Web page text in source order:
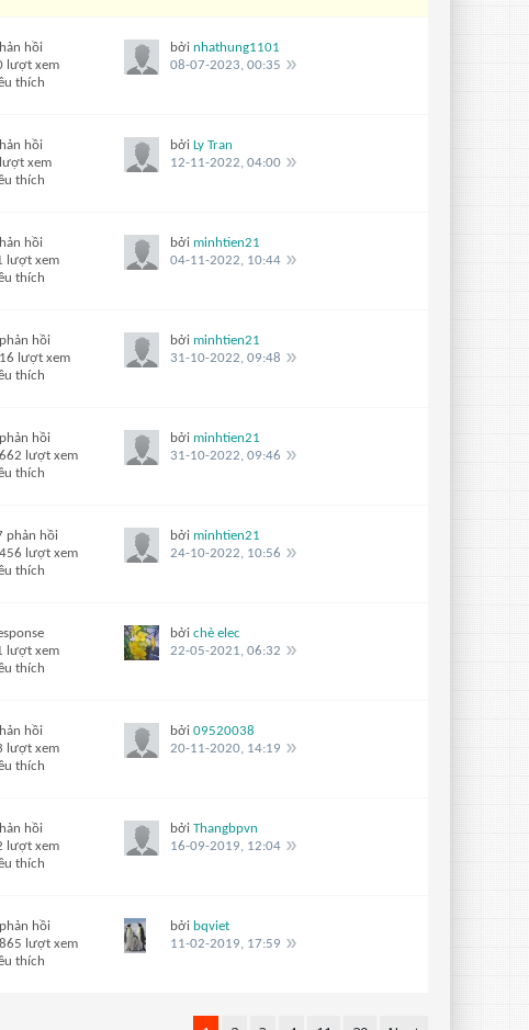
hồi
lượt xem
thích
bởi nhathung1101
08-07-2023, 00:35
hồi
xem
thích
bởi Ly Tran
12-11-2022, 04:00
hồi
lượt xem
thích
bởi minhtien21
04-11-2022, 10:44
hồi
lượt xem
thích
bởi minhtien21
31-10-2022, 09:48
hồi
lượt xem
thích
bởi minhtien21
31-10-2022, 09:46
phản hồi
lượt xem
thích
bởi minhtien21
24-10-2022, 10:56
lượt xem
thích
bởi chè elec
22-05-2021, 06:32
hồi
lượt xem
thích
bởi 09520038
20-11-2020, 14:19
hồi
lượt xem
thích
bởi Thangbpvn
16-09-2019, 12:04
hồi
lượt xem
thích
bởi bqviet
11-02-2019, 17:59